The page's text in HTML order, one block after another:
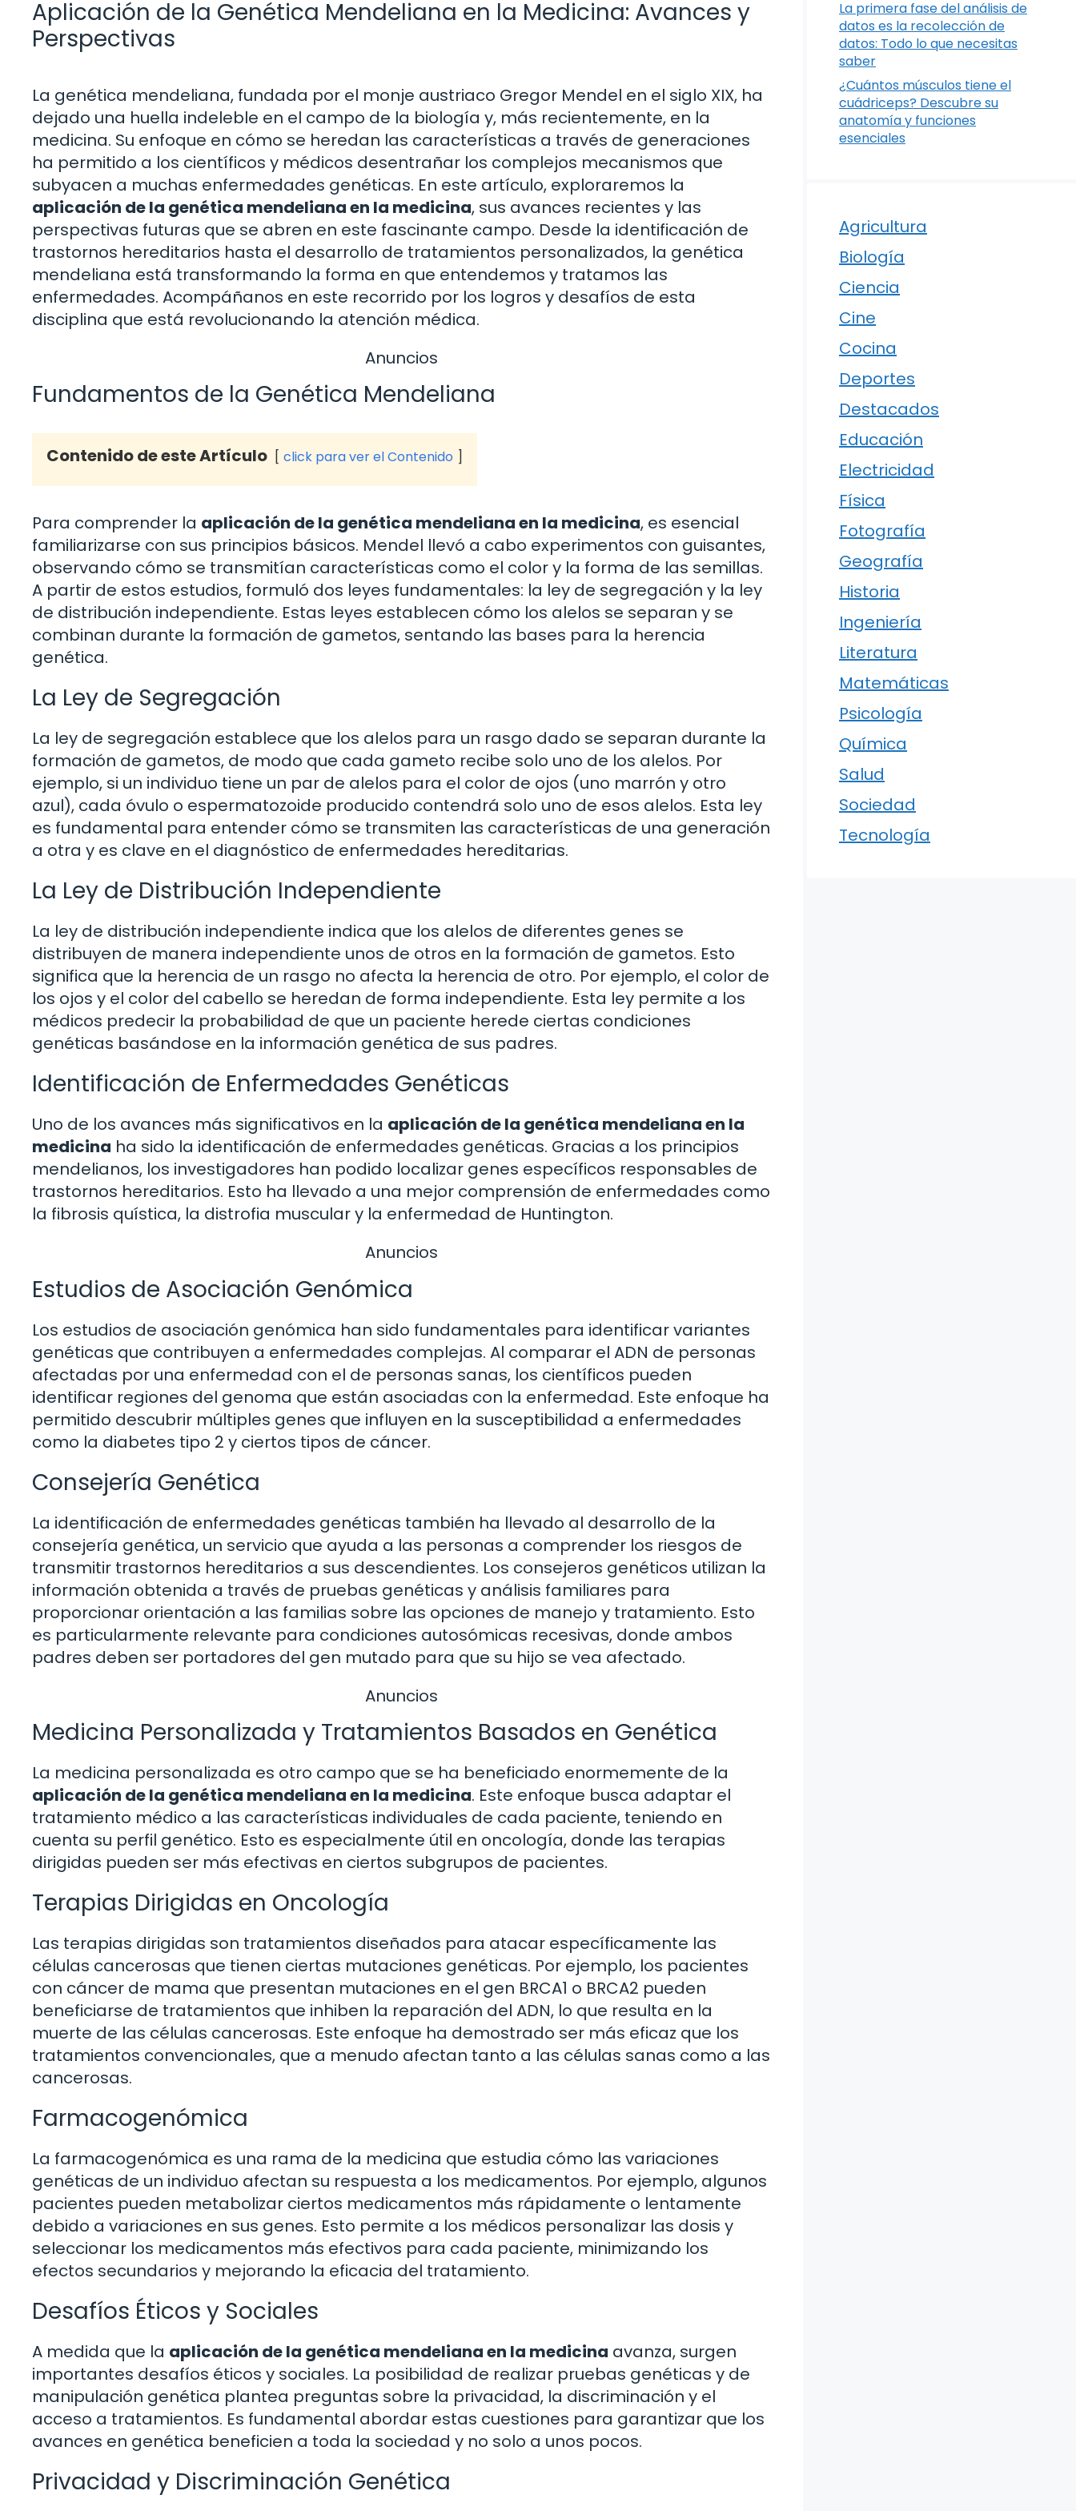
Aplicación de la Genética Mendeliana en la Medicina: Avances y
Perspectivas
La genética mendeliana, fundada por el monje austriaco Gregor Mendel en el siglo XIX, ha
dejado una huella indeleble en el campo de la biología y, más recientemente, en la
medicina. Su enfoque en cómo se heredan las características a través de generaciones
ha permitido a los científicos y médicos desentrañar los complejos mecanismos que
subyacen a muchas enfermedades genéticas. En este artículo, exploraremos la
aplicación de la genética mendeliana en la medicina, sus avances recientes y las
perspectivas futuras que se abren en este fascinante campo. Desde la identificación de
trastornos hereditarios hasta el desarrollo de tratamientos personalizados, la genética
mendeliana está transformando la forma en que entendemos y tratamos las
enfermedades. Acompáñanos en este recorrido por los logros y desafíos de esta
disciplina que está revolucionando la atención médica.
Anuncios
Fundamentos de la Genética Mendeliana
Contenido de este Artículo click para ver el Contenido
Para comprender la aplicación de la genética mendeliana en la medicina, es esencial
familiarizarse con sus principios básicos. Mendel llevó a cabo experimentos con guisantes,
observando cómo se transmitían características como el color y la forma de las semillas.
A partir de estos estudios, formuló dos leyes fundamentales: la ley de segregación y la ley
de distribución independiente. Estas leyes establecen cómo los alelos se separan y se
combinan durante la formación de gametos, sentando las bases para la herencia
genética.
La Ley de Segregación
La ley de segregación establece que los alelos para un rasgo dado se separan durante la
formación de gametos, de modo que cada gameto recibe solo uno de los alelos. Por
ejemplo, si un individuo tiene un par de alelos para el color de ojos (uno marrón y otro
azul), cada óvulo o espermatozoide producido contendrá solo uno de esos alelos. Esta ley
es fundamental para entender cómo se transmiten las características de una generación
a otra y es clave en el diagnóstico de enfermedades hereditarias.
La Ley de Distribución Independiente
La ley de distribución independiente indica que los alelos de diferentes genes se
distribuyen de manera independiente unos de otros en la formación de gametos. Esto
significa que la herencia de un rasgo no afecta la herencia de otro. Por ejemplo, el color de
los ojos y el color del cabello se heredan de forma independiente. Esta ley permite a los
médicos predecir la probabilidad de que un paciente herede ciertas condiciones
genéticas basándose en la información genética de sus padres.
Identificación de Enfermedades Genéticas
Uno de los avances más significativos en la aplicación de la genética mendeliana en la
medicina ha sido la identificación de enfermedades genéticas. Gracias a los principios
mendelianos, los investigadores han podido localizar genes específicos responsables de
trastornos hereditarios. Esto ha llevado a una mejor comprensión de enfermedades como
la fibrosis quística, la distrofia muscular y la enfermedad de Huntington.
Anuncios
Estudios de Asociación Genómica
Los estudios de asociación genómica han sido fundamentales para identificar variantes
genéticas que contribuyen a enfermedades complejas. Al comparar el ADN de personas
afectadas por una enfermedad con el de personas sanas, los científicos pueden
identificar regiones del genoma que están asociadas con la enfermedad. Este enfoque ha
permitido descubrir múltiples genes que influyen en la susceptibilidad a enfermedades
como la diabetes tipo 2 y ciertos tipos de cáncer.
Consejería Genética
La identificación de enfermedades genéticas también ha llevado al desarrollo de la
consejería genética, un servicio que ayuda a las personas a comprender los riesgos de
transmitir trastornos hereditarios a sus descendientes. Los consejeros genéticos utilizan la
información obtenida a través de pruebas genéticas y análisis familiares para
proporcionar orientación a las familias sobre las opciones de manejo y tratamiento. Esto
es particularmente relevante para condiciones autosómicas recesivas, donde ambos
padres deben ser portadores del gen mutado para que su hijo se vea afectado.
Anuncios
Medicina Personalizada y Tratamientos Basados en Genética
La medicina personalizada es otro campo que se ha beneficiado enormemente de la
aplicación de la genética mendeliana en la medicina. Este enfoque busca adaptar el
tratamiento médico a las características individuales de cada paciente, teniendo en
cuenta su perfil genético. Esto es especialmente útil en oncología, donde las terapias
dirigidas pueden ser más efectivas en ciertos subgrupos de pacientes.
Terapias Dirigidas en Oncología
Las terapias dirigidas son tratamientos diseñados para atacar específicamente las
células cancerosas que tienen ciertas mutaciones genéticas. Por ejemplo, los pacientes
con cáncer de mama que presentan mutaciones en el gen BRCA1 o BRCA2 pueden
beneficiarse de tratamientos que inhiben la reparación del ADN, lo que resulta en la
muerte de las células cancerosas. Este enfoque ha demostrado ser más eficaz que los
tratamientos convencionales, que a menudo afectan tanto a las células sanas como a las
cancerosas.
Farmacogenómica
La farmacogenómica es una rama de la medicina que estudia cómo las variaciones
genéticas de un individuo afectan su respuesta a los medicamentos. Por ejemplo, algunos
pacientes pueden metabolizar ciertos medicamentos más rápidamente o lentamente
debido a variaciones en sus genes. Esto permite a los médicos personalizar las dosis y
seleccionar los medicamentos más efectivos para cada paciente, minimizando los
efectos secundarios y mejorando la eficacia del tratamiento.
Desafíos Éticos y Sociales
A medida que la aplicación de la genética mendeliana en la medicina avanza, surgen
importantes desafíos éticos y sociales. La posibilidad de realizar pruebas genéticas y de
manipulación genética plantea preguntas sobre la privacidad, la discriminación y el
acceso a tratamientos. Es fundamental abordar estas cuestiones para garantizar que los
avances en genética beneficien a toda la sociedad y no solo a unos pocos.
Privacidad y Discriminación Genética
La primera fase del análisis de
datos es la recolección de
datos: Todo lo que necesitas
saber
¿Cuántos músculos tiene el
cuádriceps? Descubre su
anatomía y funciones
esenciales
Agricultura
Biología
Ciencia
Cine
Cocina
Deportes
Destacados
Educación
Electricidad
Física
Fotografía
Geografía
Historia
Ingeniería
Literatura
Matemáticas
Psicología
Química
Salud
Sociedad
Tecnología